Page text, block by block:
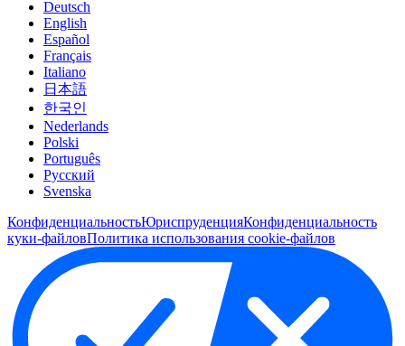
Deutsch
English
Español
Français
Italiano
日本語
한국인
Nederlands
Polski
Português
Pусский
Svenska
КонфиденциальностьЮриспруденцияКонфиденциальность
куки-файловПолитика использования cookie-файлов